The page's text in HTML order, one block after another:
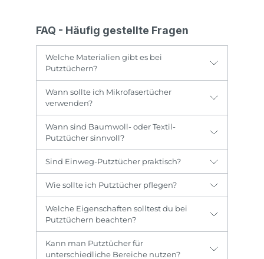
FAQ - Häufig gestellte Fragen
Welche Materialien gibt es bei
Putztüchern?
Wann sollte ich Mikrofasertücher
verwenden?
Wann sind Baumwoll- oder Textil-
Putztücher sinnvoll?
Sind Einweg-Putztücher praktisch?
Wie sollte ich Putztücher pflegen?
Welche Eigenschaften solltest du bei
Putztüchern beachten?
Kann man Putztücher für
unterschiedliche Bereiche nutzen?